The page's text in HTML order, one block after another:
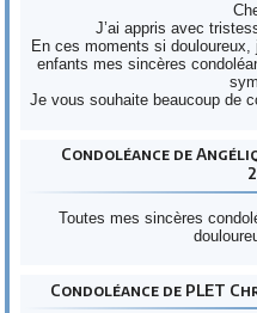
J’ai appris avec
En ces moments si
enfants mes sincères
Je vous souhaite beaucoup de
Condoléance de
Toutes mes sincères
Condoléance de PLET